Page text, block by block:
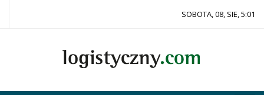
SOBOTA, 08, SIE, 5:01